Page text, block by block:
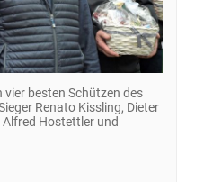
besten Schützen des
Renato Kissling, Dieter
Alfred Hostettler und